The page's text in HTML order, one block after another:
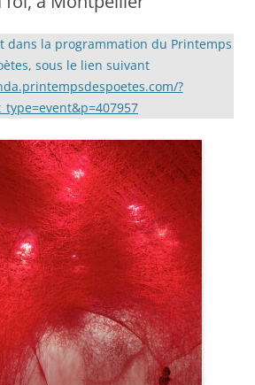
dans la programmation du Printemps
sous le lien suivant
?